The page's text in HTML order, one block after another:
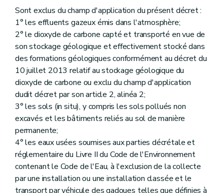
Art. 73
Art. 74
Art. 75
Chapitre 5 Permis d'environnement et déclaration d'établissement de classe 3 en matière de déchets
Section 1 Dispositions générales
Art. 76
Art. 77
Section 2 Dispositions particulières aux installations d'incinération et de coincinération de déchets
Art. 78
Section 3 Dispositions particulières aux centres d'enfouissement technique
Art. 79
Art. 80
Section 4 Dispositions particulières aux installations de gestion des déchets d'extraction
Art. 81
Chapitre 6 Agréments et enregistrements
Section 1 Dispositions générales
Art. 82
Art. 83
Art. 84
Art. 85
Sont exclus du champ d'application du présent décret :
1° les effluents gazeux émis dans l'atmosphère;
2° le dioxyde de carbone capté et transporté en vue de
son stockage géologique et effectivement stocké dans
des formations géologiques conformément au décret du
10 juillet 2013 relatif au stockage géologique du
dioxyde de carbone ou exclu du champ d'application
dudit décret par son article 2, alinéa 2;
3° les sols (in situ), y compris les sols pollués non
excavés et les bâtiments reliés au sol de manière
permanente;
4° les eaux usées soumises aux parties décrétale et
réglementaire du Livre II du Code de l'Environnement
contenant le Code de l'Eau, à l'exclusion de la collecte
par une installation ou une installation classée et le
transport par véhicule des gadoues telles que définies à